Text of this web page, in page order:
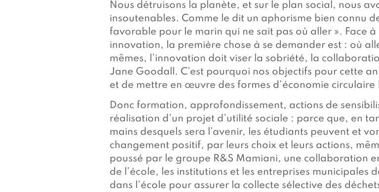
Nous détruisons la planète, et sur le plan social, nous
insoutenables. Comme le dit un aphorisme bien connu
favorable pour le marin qui ne sait pas où aller ». Face à
innovation, la première chose à se demander est : où
mêmes, l’innovation doit viser la sobriété, la
Jane Goodall. C’est pourquoi nos objectifs pour cette
et de mettre en œuvre des formes d’économie circulaire
Donc formation, approfondissement, actions de
réalisation d’un projet d’utilité sociale : parce que, en
mains desquels sera l’avenir, les étudiants peuvent et
changement positif, par leurs choix et leurs actions,
poussé par le groupe R&S Mamiani, une collaboration
de l’école, les institutions et les entreprises municipales
dans l’école pour assurer la collecte sélective des